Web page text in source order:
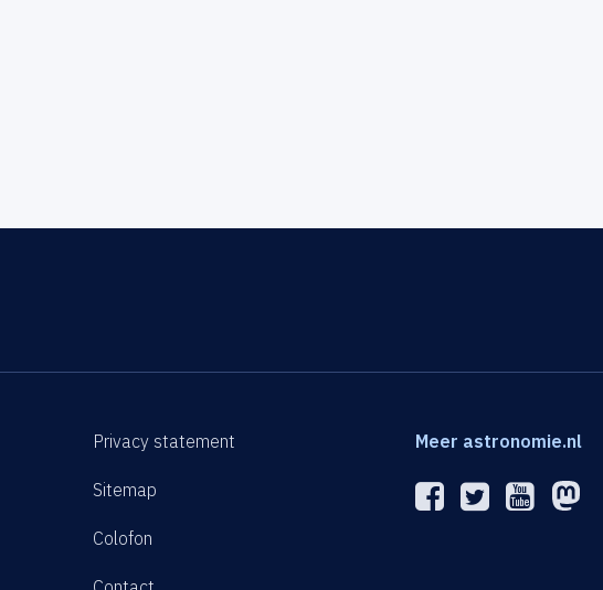
Privacy statement
Sitemap
Colofon
Meer astronomie.nl